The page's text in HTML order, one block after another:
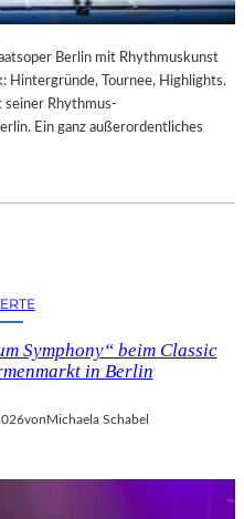
Berlin mit Rhythmuskunst
Hintergründe, Tournee, Highlights.
seiner Rhythmus-
Ein ganz außerordentliches
Symphony“ beim Classic
in Berlin
vonMichaela Schabel